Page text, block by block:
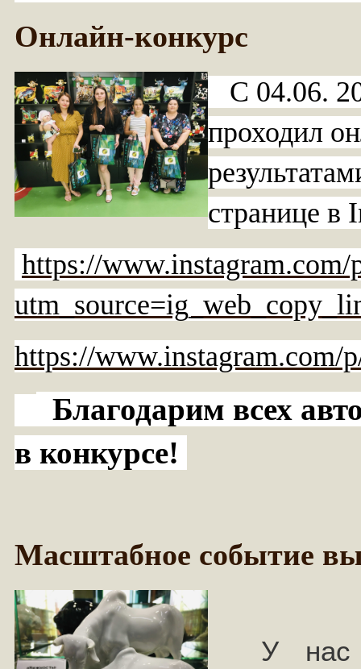
Онлайн-конкурс
C 04.06.
проходил
странице в
https://
https://www.instagram.com/
Благодарим всех
в конкурсе!
Масштабное событие
У нас